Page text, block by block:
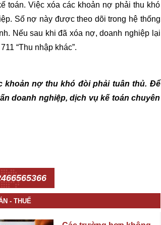
toán. Việc xóa các khoản nợ phải thu khó
Số nợ này được theo dõi trong hệ thống
Nếu sau khi đã xóa nợ, doanh nghiệp lại
“Thu nhập khác”.
khoản nợ thu khó đòi phải tuân thủ. Để
doanh nghiệp, dịch vụ kế toán chuyên
- THUẾ